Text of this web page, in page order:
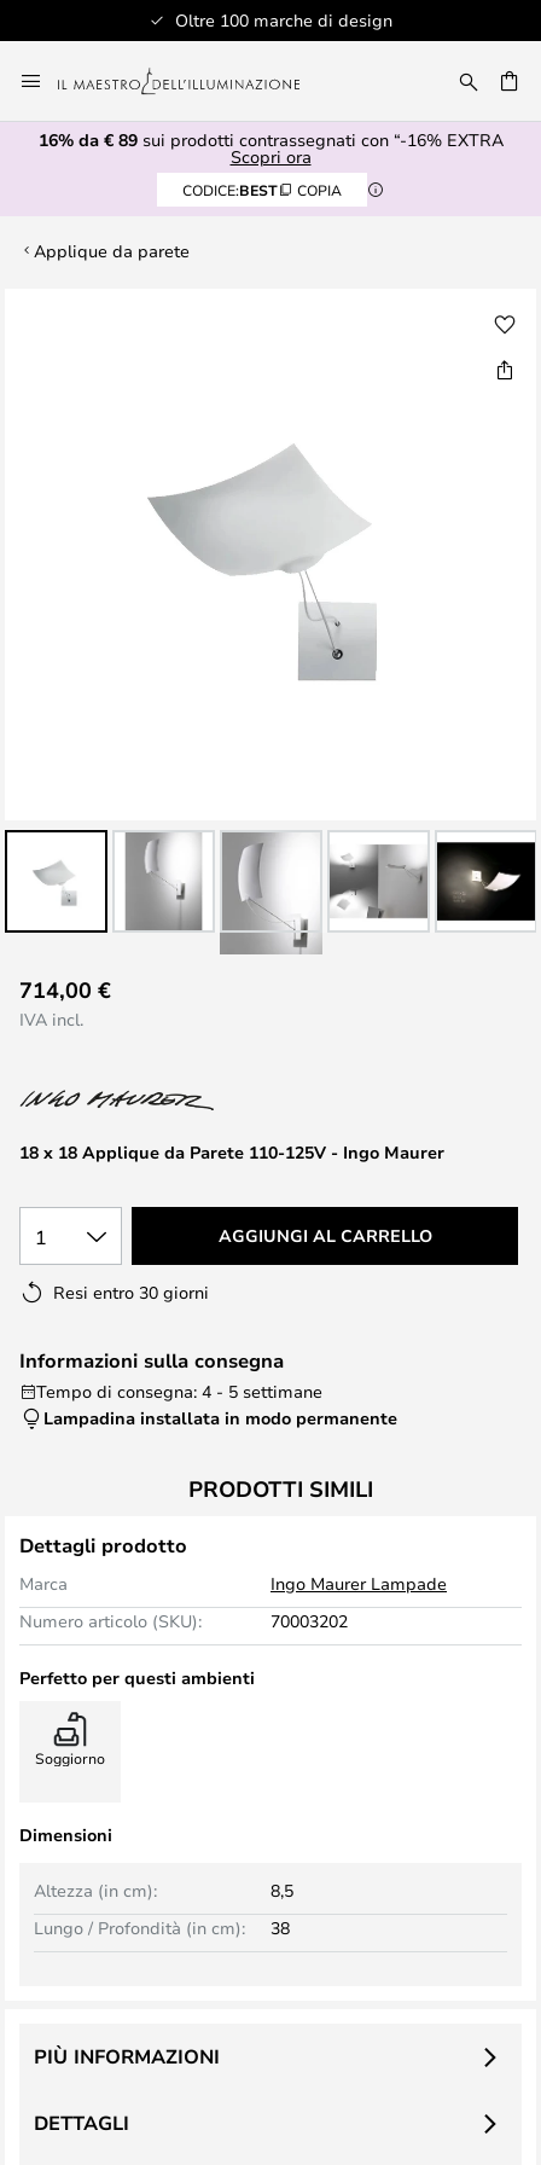
Oltre 100 marche di design
al
contenuto
16% da € 89sui prodotti contrassegnati con “-16% EXTRA
Scopri ora
CODICE:BEST COPIA
Applique da parete
all'inizio
della
18 x 18 Applique da Parete 110-125V - Ingo Maurer
714,00 €
IVA incl.
1 AGGIUNGI AL CARRELLO
Resi entro 30 giorni
Informazioni sulla consegna
Tempo di consegna: 4 - 5 settimane
Lampadina installata in modo permanente
PRODOTTI SIMILI
Dettagli prodotto
Marca
Ingo Maurer Lampade
Numero articolo (SKU):
70003202
Perfetto per questi ambienti
Soggiorno
Dimensioni
Altezza (in cm):
8,5
Lungo / Profondità (in cm):
38
DETTAGLI
PIÙ INFORMAZIONI